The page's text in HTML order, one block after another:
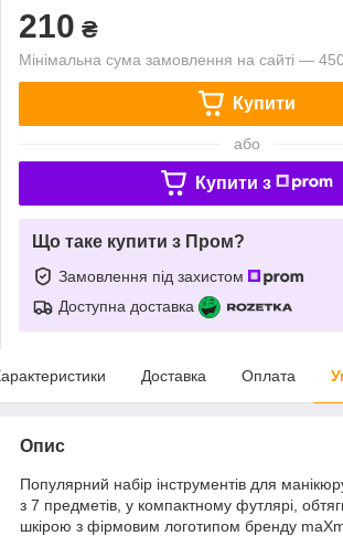
210 ₴
Мінімальна сума замовлення на сайті —
Купити
або
Купити з
Що таке купити з Пром?
Замовлення під захистом
Доступна доставка
Доставка Оплата
Опис
Популярний набір інструментів для
з 7 предметів, у компактному футлярі,
шкірою з фірмовим логотипом бренду